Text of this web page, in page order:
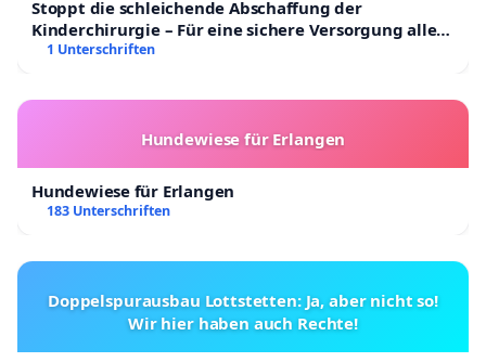
Stoppt die schleichende Abschaffung der
Kinderchirurgie – Für eine sichere Versorgung aller
Kinder in Deutschland
1 Unterschriften
Hundewiese für Erlangen
Hundewiese für Erlangen
183 Unterschriften
Doppelspurausbau Lottstetten: Ja, aber nicht so!
Wir hier haben auch Rechte!